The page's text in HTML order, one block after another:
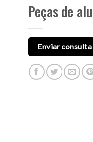
Peças de
Enviar consulta